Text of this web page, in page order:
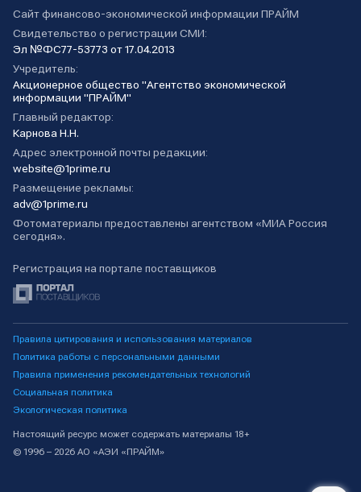
Сайт финансово-экономической информации ПРАЙМ
Свидетельство о регистрации СМИ:
Эл №ФС77-53773 от 17.04.2013
Учредитель:
Акционерное общество "Агентство экономической
информации "ПРАЙМ"
Главный редактор:
Карнова Н.Н.
Адрес электронной почты редакции:
website@1prime.ru
Размещение рекламы:
adv@1prime.ru
Фотоматериалы предоставлены агентством «МИА Россия
сегодня».
Регистрация на портале поставщиков
Правила цитирования и использования материалов
Политика работы с персональными данными
Правила применения рекомендательных технологий
Социальная политика
Экологическая политика
Настоящий ресурс может содержать материалы 18+
© 1996 – 2026 АО «АЭИ «ПРАЙМ»